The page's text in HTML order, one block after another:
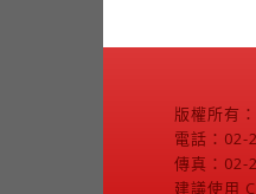
版權所有
電話：02-
傳真：02-
建議使用